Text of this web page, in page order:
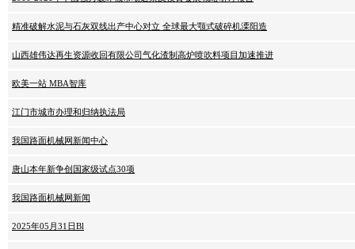
精准破解水泥与石灰双线出产中心对立 全球最大颚式破碎机溧阳造
山西雄伟达再生资源收回有限公司气化渣制高炉喷吹料项目加速推进
欧美一站 MBA智库
江门市城市办理和归纳执法局
我国路面机械网新闻中心
唐山本年新争创国家级试点30项
我国路面机械网新闻
2025年05月31日Bl